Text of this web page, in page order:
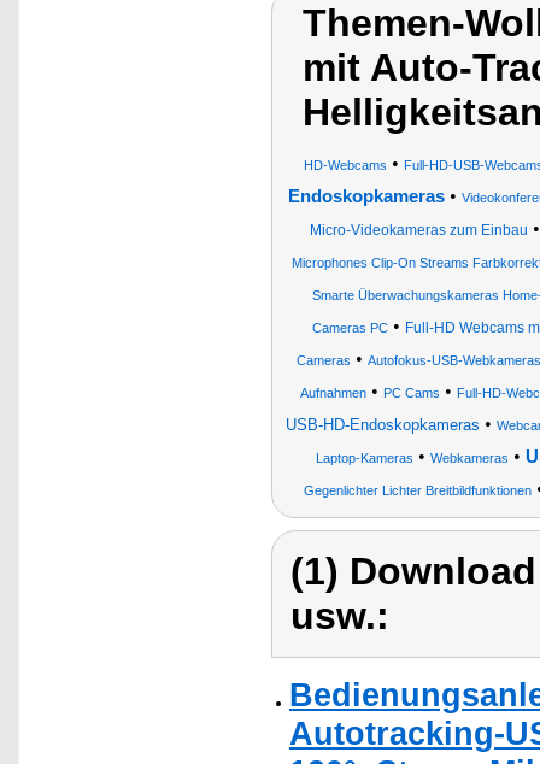
Themen-
mit Auto-
HD-Webcams • Full-HD-USB-
Endoskopkameras •
Micro-Videokameras zum Einbau
Microphones Clip-On Streams
Smarte Überwachungskameras
Cameras PC• Full-HD Webcams
Cameras • Autofokus-USB-Webkameras
Aufnahmen• PC Cams • Full-HD-
USB-HD-Endoskopkameras •
Laptop-Kameras • Webkameras •
Gegenlichter Lichter Breitbildfunktionen
(1)
usw.:
Autotracking-